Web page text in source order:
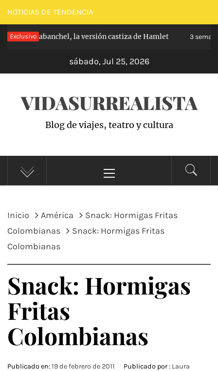
Saltar
al
contenido
NOTICIAS DE TENDENCIA
Exclusivo
de Carabanchel, la versión castiza de Hamlet 3
sábado, Jul 25, 2026
VIDASURREALISTA
Blog de viajes, teatro y cultura
principal
Inicio América
Snack: Hormigas Fritas
Colombianas
Snack: Hormigas Fritas
Colombianas
Snack: Hormigas
Fritas
Colombianas
Publicado en:19 de febrero de 2011 Publicado por : Laura